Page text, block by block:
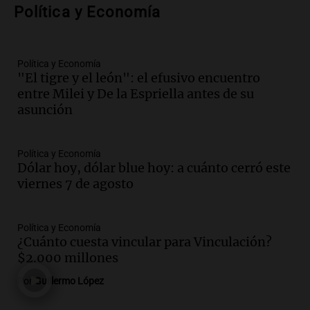
Audio. Siniestro vial en Salta: una mujer
Panorama Federal
Episodios
Audio. Docentes de Jujuy enfrentan
descuentos de hasta 700.000 pesos en
sus salarios, denuncian desde el
Panorama Federal
Episodios
Audio.La justicia reconoce el COVID
como enfermedad laboral tras caso de
Panorama Federal
Episodios
Audio.Trágico siniestro vial en Salta:
mujer pierde la vida en accidente en
circunvalación Oeste
Política y Economía
Política y Economía
"El tigre y el león": el efusivo encuentro
entre Milei y De la Espriella antes de su
asunción
Política y Economía
Dólar hoy, dólar blue hoy: a cuánto cerró este
viernes 7 de agosto
Política y Economía
¿Cuánto cuesta vincular para Vinculación?
$2.000 millones
Guillermo López